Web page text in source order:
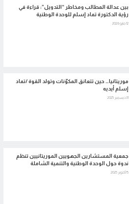
بين عدالة المطالب ومخاطر “التدويل”: قراءة في
رؤية الدكتورة تماد إسلم للوحدة الوطنية
12 مايو 2026
موريتانيا… حين تتعانق المكوّنات وتولد القوة /تماد
إسلم أيديه
31 ديسمبر 2025
جمعية المستشارين الجهويين الموريتانيين تنظم
ندوة حول الوحدة الوطنية والتنمية الشاملة
15 أكتوبر 2025